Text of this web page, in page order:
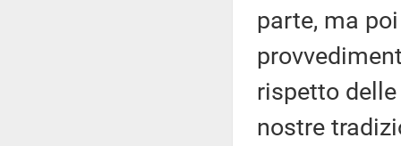
parte, ma
rispetto
nostre